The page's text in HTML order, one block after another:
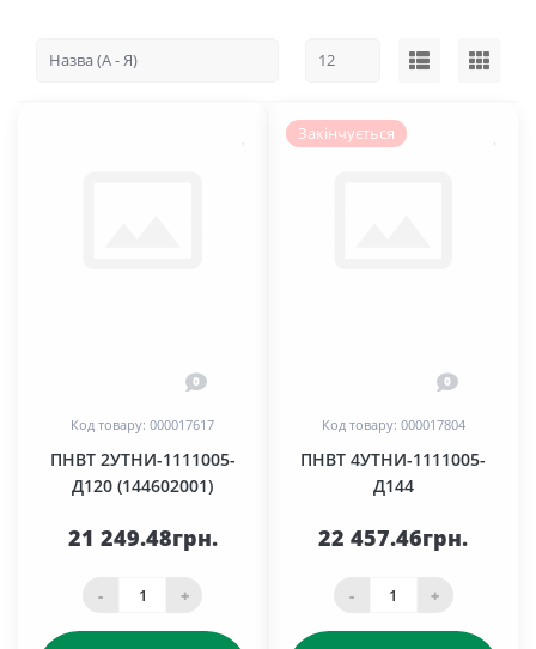
0
Код товару: 000017617
ПНВТ 2УТНИ-1111005-
Д120 (144602001)
21 249.48грн.
- +
Закінчується
0
Код товару: 000017804
ПНВТ 4УТНИ-1111005-
Д144
22 457.46грн.
- +